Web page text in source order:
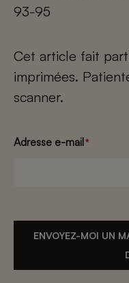
93-95
Cet article fait
imprimées.
scanner.
Adresse e-mail*
ENVOYEZ-MOI UN